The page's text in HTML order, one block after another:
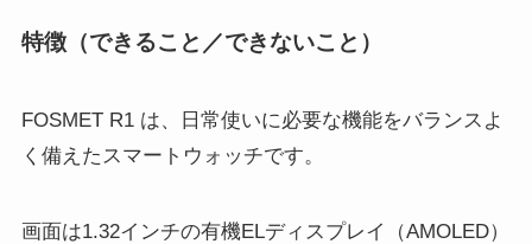
特徴（できること／できないこと）
FOSMET R1 は、日常使いに必要な機能をバランスよ
く備えたスマートウォッチです。
画面は1.32インチの有機ELディスプレイ（AMOLED）